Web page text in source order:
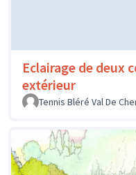
Eclairage de deux
extérieur
Tennis Bléré Val De